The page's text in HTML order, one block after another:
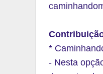
*
- Nesta